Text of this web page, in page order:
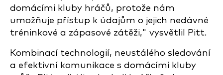
domácími kluby hráčů, protože nám
umožňuje přístup k údajům o jejich nedávné
tréninkové a zápasové zátěži," vysvětlil Pitt.
Kombinací technologií, neustálého sledování
a efektivní komunikace s domácími kluby